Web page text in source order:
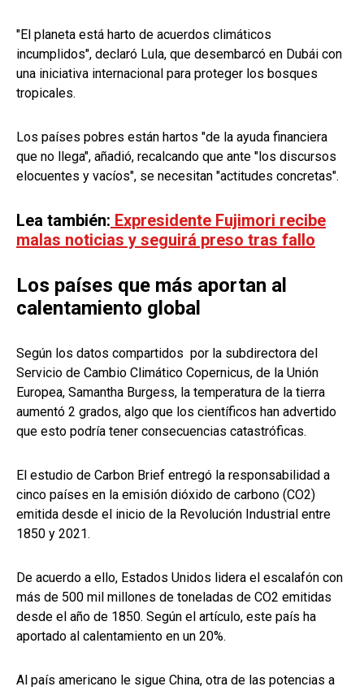
"El planeta está harto de acuerdos climáticos
incumplidos", declaró Lula, que desembarcó en Dubái con
una iniciativa internacional para proteger los bosques
tropicales.
Los países pobres están hartos "de la ayuda financiera
que no llega", añadió, recalcando que ante "los discursos
elocuentes y vacíos", se necesitan "actitudes concretas".
Lea también: Expresidente Fujimori recibe
malas noticias y seguirá preso tras fallo
Los países que más aportan al
calentamiento global
Según los datos compartidos por la subdirectora del
Servicio de Cambio Climático Copernicus, de la Unión
Europea, Samantha Burgess, la temperatura de la tierra
aumentó 2 grados, algo que los científicos han advertido
que esto podría tener consecuencias catastróficas.
El estudio de Carbon Brief entregó la responsabilidad a
cinco países en la emisión dióxido de carbono (CO2)
emitida desde el inicio de la Revolución Industrial entre
1850 y 2021.
De acuerdo a ello, Estados Unidos lidera el escalafón con
más de 500 mil millones de toneladas de CO2 emitidas
desde el año de 1850. Según el artículo, este país ha
aportado al calentamiento en un 20%.
Al país americano le sigue China, otra de las potencias a